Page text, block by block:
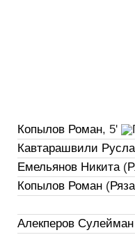
Копылов Роман, 5'
Кавтарашвили
Емельянов Никита (
Копылов Роман (
Алекперов Сулейман